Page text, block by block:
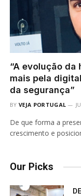
“A evolução da
mais pela
da segurança”
BY VEJA PORTUGAL
De que forma a
crescimento e
Our Picks